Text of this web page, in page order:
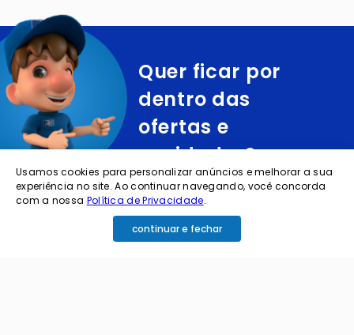
Quer ficar por
dentro das
ofertas e
novidades?
cadastre o seu e-mail abaixo para receber ofertas exclusivas
Usamos cookies para personalizar anúncios e melhorar a sua
experiência no site. Ao continuar navegando, você concorda
com a nossa Política de Privacidade.
continuar e fechar